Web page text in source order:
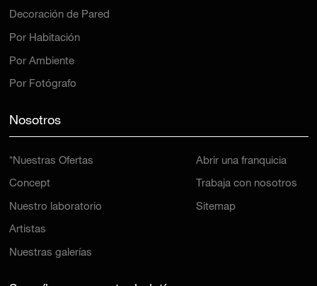
Decoración de Pared
Por Habitación
Por Ambiente
Por Fotógrafo
Nosotros
*Nuestras Ofertas
Concept
Nuestro laboratorio
Artistas
Nuestras galerías
Abrir una franquicia
Trabaja con nosotros
Sitemap